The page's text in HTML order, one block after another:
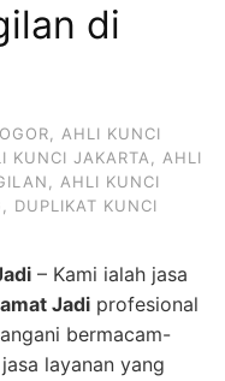
di
AHLI KUNCI
KUNCI JAKARTA
AHLI
AHLI KUNCI
DUPLIKAT KUNCI
– Kami ialah jasa
Jadi profesional
bermacam-
layanan yang